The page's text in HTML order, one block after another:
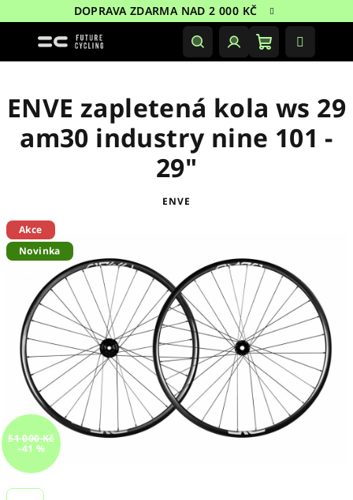
na
DOPRAVA ZDARMA NAD 2 000 KČ
HledatPřihlášeníNákupní
ENVE zapletená kola ws 29
am30 industry nine 101 -
29"
ENVE
Akce
Novinka
51 000 Kč
–41 %